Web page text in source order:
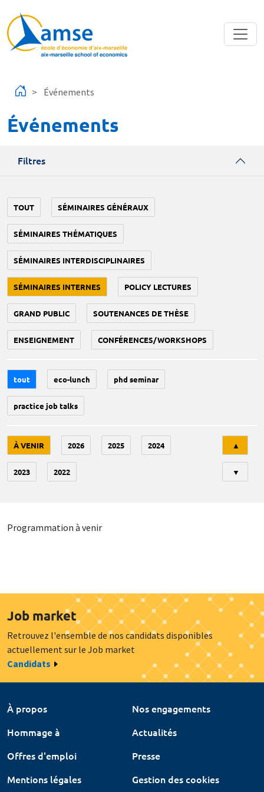
Événements
Événements
Filtres
TOUT SÉMINAIRES GÉNÉRAUX
SÉMINAIRES THÉMATIQUES
SÉMINAIRES INTERDISCIPLINAIRES
SÉMINAIRES INTERNES POLICY LECTURES
GRAND PUBLIC SOUTENANCES DE THÈSE
ENSEIGNEMENT CONFÉRENCES/WORKSHOPS
tout eco-lunch phd seminar
practice job talks
À VENIR 2026 2025 2024
2023 2022
▲
▼
Programmation à venir
Job market
Retrouvez l'ensemble de nos candidats disponibles
actuellement sur le Job market
Candidats
À propos
Nos engagements
Hommage à
Actualités
Offres d'emploi
Presse
Mentions légales
Gestion des cookies